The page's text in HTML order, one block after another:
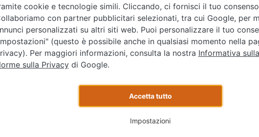
Indietro 1 2 3 4 5 …
Noi compriamo la tua auto
Valuta gratis, fissa un appuntamento e vendi facile & veloce.
cookie e tecnologie simili. Cliccando, ci fornisci il tuo
con partner pubblicitari selezionati, tra cui Google, per
personalizzati su altri siti web. Puoi personalizzare il tuo
(questo è possibile anche in qualsiasi momento nella
Per maggiori informazioni, consulta la nostra Informativa
sulla Privacydi Google.
Accetta tutto
Impostazioni